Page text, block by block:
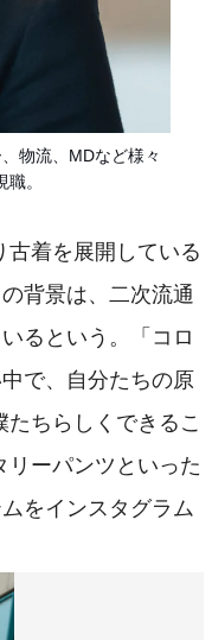
物流、MDなど様々
。
着を展開している
背景は、二次流通
るという。「コロ
で、自分たちの原
ちらしくできるこ
リーパンツといった
をインスタグラム